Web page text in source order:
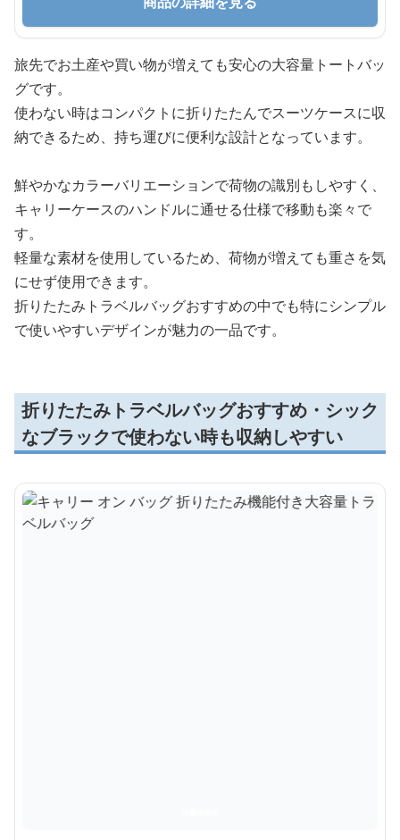
旅先でお土産や買い物が増えても安心の大容量トートバッ
グです。
使わない時はコンパクトに折りたたんでスーツケースに収
納できるため、持ち運びに便利な設計となっています。
鮮やかなカラーバリエーションで荷物の識別もしやすく、
キャリーケースのハンドルに通せる仕様で移動も楽々で
す。
軽量な素材を使用しているため、荷物が増えても重さを気
にせず使用できます。
折りたたみトラベルバッグおすすめの中でも特にシンプル
で使いやすいデザインが魅力の一品です。
折りたたみトラベルバッグおすすめ・シック
なブラックで使わない時も収納しやすい